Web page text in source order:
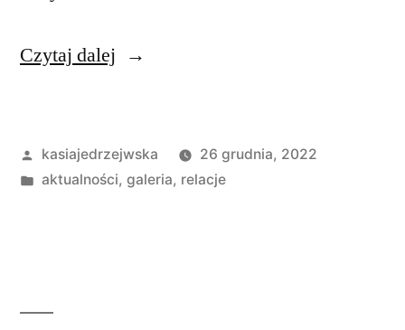
Czytaj dalej „Wśród
…”
Opublikowane
przez
kasiajedrzejwska
26 grudnia, 2022
Opublikowano
aktualności, galeria, relacje